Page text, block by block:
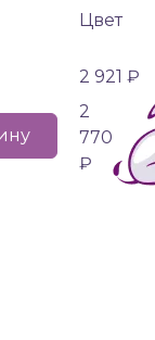
Цвет
2 921 ₽
2
770
₽